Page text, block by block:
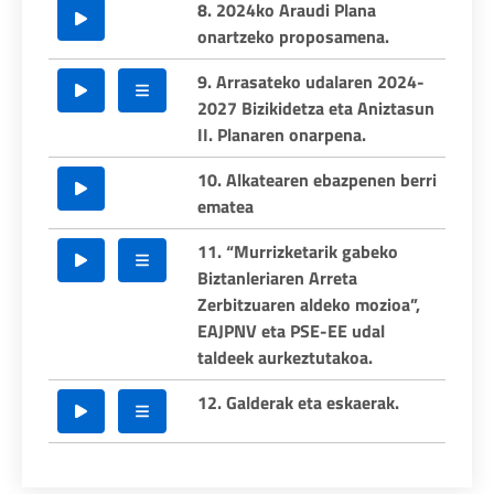
8. 2024ko Araudi Plana
onartzeko proposamena.
9. Arrasateko udalaren 2024-
2027 Bizikidetza eta Aniztasun
II. Planaren onarpena.
10. Alkatearen ebazpenen berri
ematea
11. “Murrizketarik gabeko
Biztanleriaren Arreta
Zerbitzuaren aldeko mozioa”,
EAJPNV eta PSE-EE udal
taldeek aurkeztutakoa.
12. Galderak eta eskaerak.